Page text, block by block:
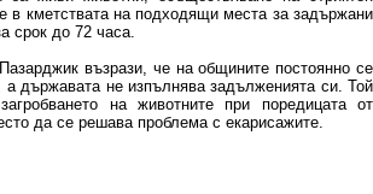
в кметствата на подходящи места за задържани
срок до 72 часа.
възрази, че на общините постоянно се
а държавата не изпълнява задълженията си. Той
на животните при поредицата от
да се решава проблема с екарисажите.